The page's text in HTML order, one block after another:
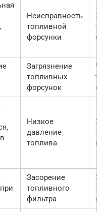
Неисправность
топливной
форсунки
Загрязнение
топливных
форсунок
Низкое
давление
топлива
Засорение
топливного
фильтра